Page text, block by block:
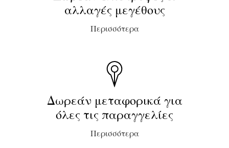
αλλαγές μεγέθους
Περισσότερα
Δωρεάν μεταφορικά για
όλες τις παραγγελίες
Περισσότερα